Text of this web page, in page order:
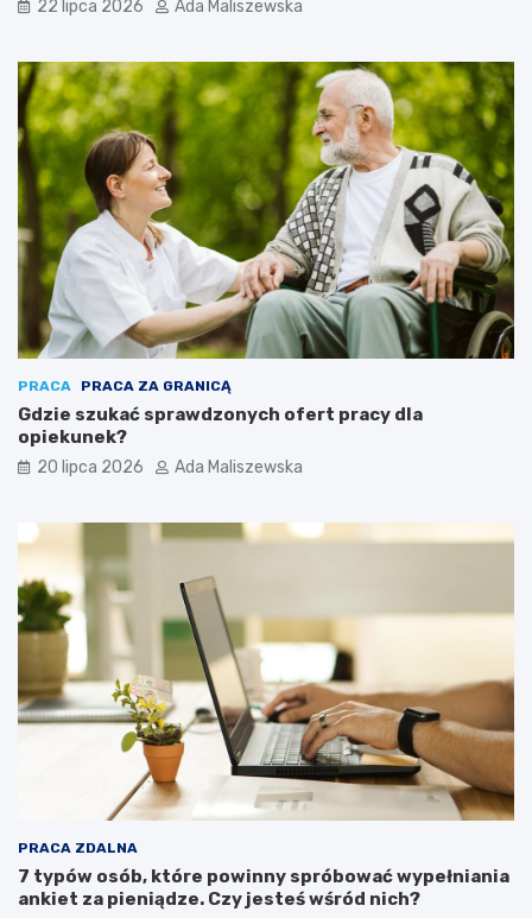
22 lipca 2026 Ada Maliszewska
PRACA PRACA ZA GRANICĄ
Gdzie szukać sprawdzonych ofert pracy dla
opiekunek?
20 lipca 2026 Ada Maliszewska
PRACA ZDALNA
7 typów osób, które powinny spróbować wypełniania
ankiet za pieniądze. Czy jesteś wśród nich?